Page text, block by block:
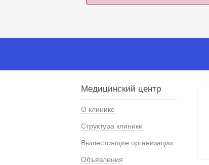
Медицинский центр
О клинике
Структура клиники
Вышестоящие организации
Объявления